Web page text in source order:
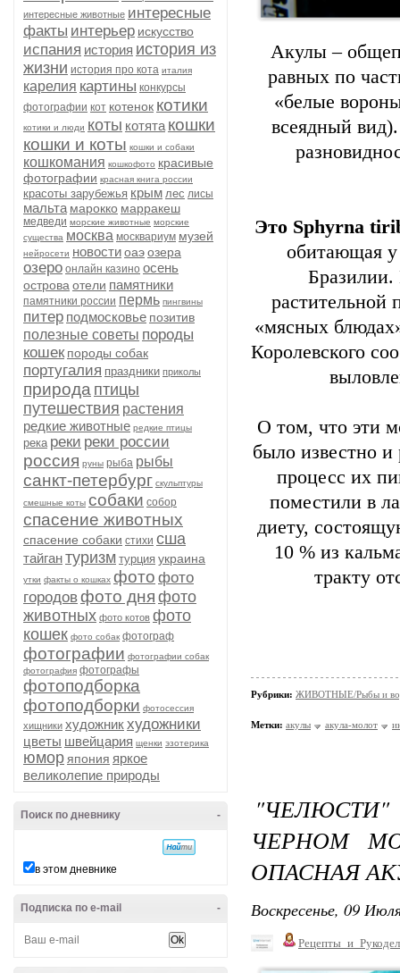
интересные животные интересные
факты интерьер искусство
испания история история из
жизни история про кота италия
карелия картины конкурсы
фотографии кот котенок котики
котики и люди коты котята кошки
кошки и коты кошки и собаки
кошкомания кошкофото красивые
фотографии красная книга россии
красоты зарубежья крым лес лисы
мальта марокко марракеш
медведи морские животные морские
существа москва москвариум музей
нейросети новостиоаэозера
озеро онлайн казино осень
острова отели памятники
памятники россии пермь пингвины
питер подмосковье позитив
полезные советы породы
кошек породы собак
португалия праздники приколы
природа птицы
путешествия растения
редкие животные редкие птицы
река реки реки россии
россия руны рыба рыбы
санкт-петербург скульптуры
смешные коты собаки собор
спасение животных
спасение собаки стихи сша
тайгантуризм турция украина
утки факты о кошках фото фото
городовфото дня фото
животных фото котов фото
кошек фото собак фотограф
фотографии фотографии собак
фотография фотографы
фотоподборка
фотоподборки фотосессия
хищники художникхудожники
цветы швейцария щенки эзотерика
юмор япония яркое
великолепие природы
-
Поиск по дневнику
в этом дневнике
-
Подписка по e-mail
Акулы –
равных по
«белые
всеядный
Это Sphyrna
обитающая
Бразилии.
растительной
«мясных
Королевского
О том, что эти
было известно
процесс их
поместили в
диету,
10 % из
тракту
Рубрики: ЖИВОТНЫЕ/Рыбы и
Метки: акулы акула-молот
ЧЕРНОМ
ОПАСНАЯ
Воскресенье, 09